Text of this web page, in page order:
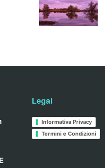
Legal
Informativa Privacy
Termini e Condizioni